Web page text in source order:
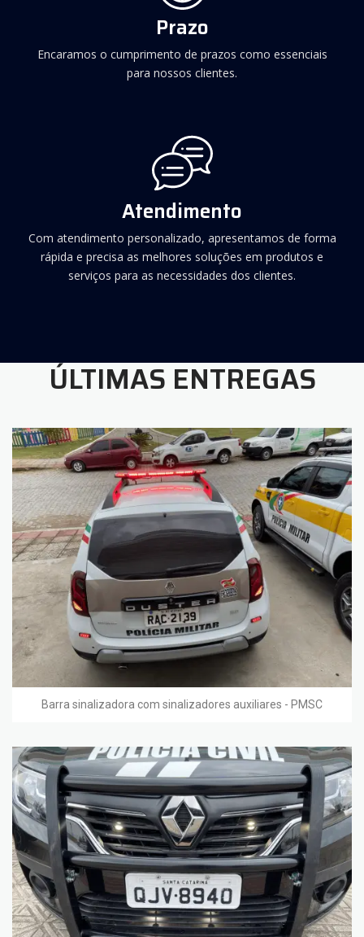
Prazo
Encaramos o cumprimento de prazos como essenciais
para nossos clientes.
Atendimento
Com atendimento personalizado, apresentamos de forma
rápida e precisa as melhores soluções em produtos e
serviços para as necessidades dos clientes.
ÚLTIMAS ENTREGAS
Barra sinalizadora com sinalizadores auxiliares - PMSC